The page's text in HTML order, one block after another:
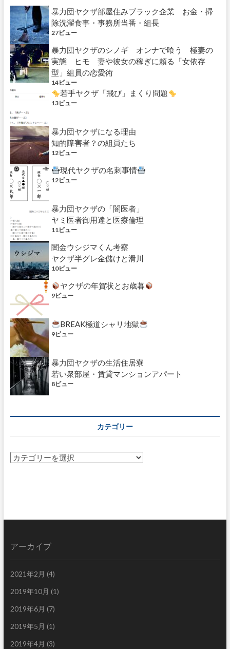
暴力団ヤクザ部屋住みブラック企業 お金・掃
除洗濯食事・事務所当番・組長
27ビュー
暴力団ヤクザのシノギ オンナで喰う 極妻の
実態 ヒモ 妻や彼女の稼ぎに頼る「女依存
型」組員の恋愛術
14ビュー
若手ヤクザ「飛び」まくり問題
13ビュー
暴力団ヤクザになる理由
知的障害者？の組員たち
12ビュー
現代ヤクザの名刺事情
12ビュー
暴力団ヤクザの「闇医者」
ヤミ医者御用達と医療倫理
11ビュー
闇金ウシジマくん考察
ヤクザ半グレ金儲けと滑川
10ビュー
ヤクザの年賀状とお歳暮
9ビュー
BREAK極道シャリ地獄
9ビュー
暴力団ヤクザの生活住居寮
若い衆部屋・賃貸マンションアパート
8ビュー
カテゴリー
カ
アーカイブ
2021年2月 (4)
2019年10月 (1)
2019年6月 (7)
2019年5月 (1)
2019年4月 (3)